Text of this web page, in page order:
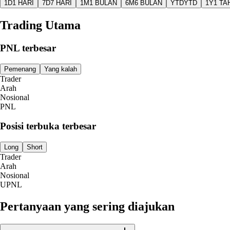
1D1 HARI 7D7 HARI 1M 1 BULAN 6M6 BULAN YTDYTD 1Y1
Trading Utama
PNL terbesar
Pemenang Yang kalah
Trader
Arah
Nosional
PNL
Posisi terbuka terbesar
Long Short
Trader
Arah
Nosional
UPNL
Pertanyaan yang sering diajukan